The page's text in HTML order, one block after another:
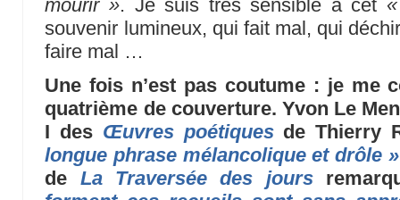
mourir ». Je suis très sensible à cet
souvenir lumineux, qui fait mal, qui
faire mal …
Une fois n’est pas coutume : je me
quatrième de couverture. Yvon Le
I des Œuvres poétiquesde Thierry
longue phrase mélancolique et drôle »
de La Traversée des jours